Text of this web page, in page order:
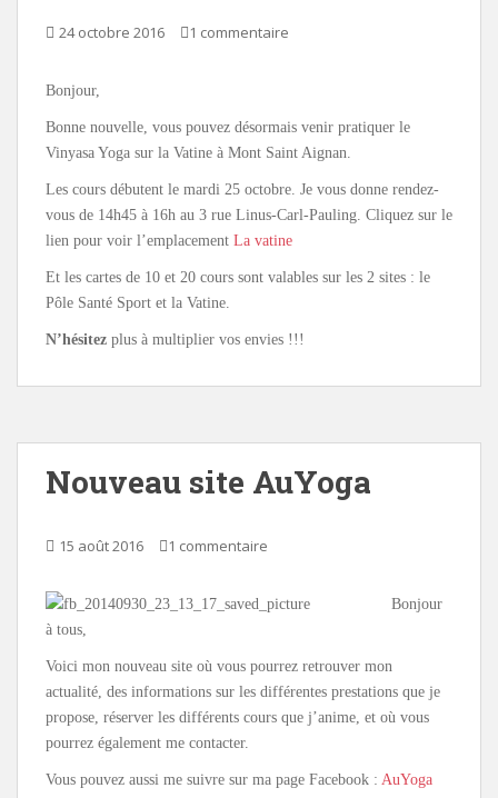
24 octobre 2016 1 commentaire
Bonjour,
Bonne nouvelle, vous pouvez désormais venir pratiquer le
Vinyasa Yoga sur la Vatine à Mont Saint Aignan.
Les cours débutent le mardi 25 octobre. Je vous donne rendez-
vous de 14h45 à 16h au 3 rue Linus-Carl-Pauling. Cliquez sur le
lien pour voir l’emplacement La vatine
Et les cartes de 10 et 20 cours sont valables sur les 2 sites : le
Pôle Santé Sport et la Vatine.
N’hésitez plus à multiplier vos envies !!!
Nouveau site AuYoga
15 août 2016 1 commentaire
Bonjour
à tous,
Voici mon nouveau site où vous pourrez retrouver mon
actualité, des informations sur les différentes prestations que je
propose, réserver les différents cours que j’anime, et où vous
pourrez également me contacter.
Vous pouvez aussi me suivre sur ma page Facebook : AuYoga